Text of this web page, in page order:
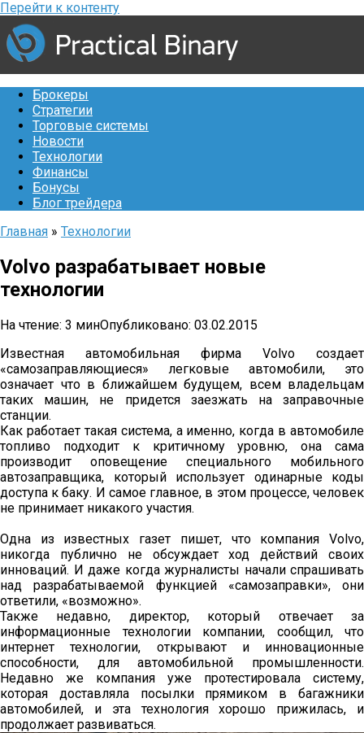
Перейти к контенту
Брокеры
Стратегии
Торговые системы
Новости
Технологии
Финансы
Бонусы
Блог трейдера
Главная » Технологии
Volvo разрабатывает новые
технологии
На чтение: 3 минОпубликовано: 03.02.2015
Известная автомобильная фирма Volvo создает
«самозаправляющиеся» легковые автомобили, это
означает что в ближайшем будущем, всем владельцам
таких машин, не придется заезжать на заправочные
станции.
Как работает такая система, а именно, когда в автомобиле
топливо подходит к критичному уровню, она сама
производит оповещение специального мобильного
автозаправщика, который использует одинарные коды
доступа к баку. И самое главное, в этом процессе, человек
не принимает никакого участия.
Одна из известных газет пишет, что компания Volvo,
никогда публично не обсуждает ход действий своих
инноваций. И даже когда журналисты начали спрашивать
над разрабатываемой функцией «самозаправки», они
ответили, «возможно».
Также недавно, директор, который отвечает за
информационные технологии компании, сообщил, что
интернет технологии, открывают и инновационные
способности, для автомобильной промышленности.
Недавно же компания уже протестировала систему,
которая доставляла посылки прямиком в багажники
автомобилей, и эта технология хорошо прижилась, и
продолжает развиваться.